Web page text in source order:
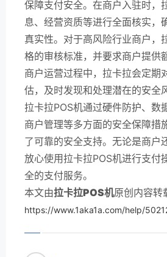
保障支付安全。在商户入驻时，
息、经营资质等进行全面核实，
真实性。对于高风险行业商户，
格的审核标准，并要求商户提供
商户运营过程中，拉卡拉会定期
估，及时发现和处理潜在的安全
拉卡拉POS机通过硬件防护、数
商户管理等多方面的安全保障措
了可靠的安全支持。无论是商户
放心使用拉卡拉POS机进行支付
全的支付服务。
本文由拉卡拉POS机原创内容转
https://www.1aka1a.com/help/